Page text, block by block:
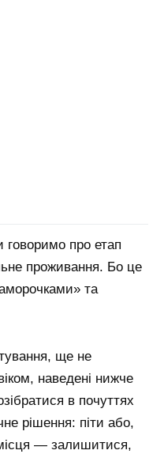
про етап
проживання. Бо це
та
ще не
наведені нижче
в почуттях
рішення: піти або,
— залишитися,